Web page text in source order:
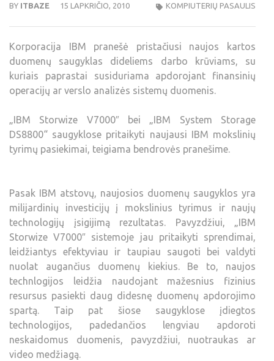
BY ITBAZE 15 LAPKRIČIO, 2010 KOMPIUTERIŲ PASAULIS
Korporacija IBM pranešė pristačiusi naujos kartos
duomenų saugyklas dideliems darbo krūviams, su
kuriais paprastai susiduriama apdorojant finansinių
operacijų ar verslo analizės sistemų duomenis.
„IBM Storwize V7000″ bei „IBM System Storage
DS8800“ saugyklose pritaikyti naujausi IBM mokslinių
tyrimų pasiekimai, teigiama bendrovės pranešime.
Pasak IBM atstovų, naujosios duomenų saugyklos yra
milijardinių investicijų į mokslinius tyrimus ir naujų
technologijų įsigijimą rezultatas. Pavyzdžiui, „IBM
Storwize V7000″ sistemoje jau pritaikyti sprendimai,
leidžiantys efektyviau ir taupiau saugoti bei valdyti
nuolat augančius duomenų kiekius. Be to, naujos
technlogijos leidžia naudojant mažesnius fizinius
resursus pasiekti daug didesnę duomenų apdorojimo
spartą. Taip pat šiose saugyklose įdiegtos
technologijos, padedančios lengviau apdoroti
neskaidomus duomenis, pavyzdžiui, nuotraukas ar
video medžiagą.